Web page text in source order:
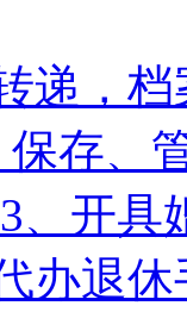
递，
保存、
、开具
办退休